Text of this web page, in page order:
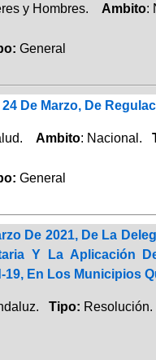
y Hombres. Ambito:
General
De Marzo, De
Ambito: Nacional.
General
De 2021, De La
Y La Aplicación
En Los Municipios
Tipo: Resolución.